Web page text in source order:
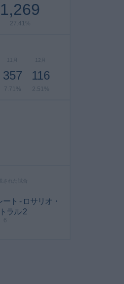
1,269
27.41%
11月
357
7.71%
12月
116
2.51%
された試合
ト - ロサリオ・
ラル 2
6